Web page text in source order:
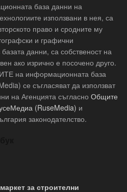
база данни на
използвани в нея, са
право и сродните му
и графични
данни, са собственост на
ако изрично е посочено друго.
на информационната база
се съгласяват да използват
на Агенцията съгласно Общите
(RuseMedia) и
законодателство.
за строителни